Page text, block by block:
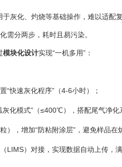
于灰化、灼烧等基础操作，难以适
需分两步，耗时且易污染。
模块化设计实现“一机多用”：
“快速灰化程序”（4-6小时）；
灰化模式”（≤400℃），搭配尾气净
），增加“防粘附涂层”，避免样品在
LIMS）对接，实现数据自动上传，